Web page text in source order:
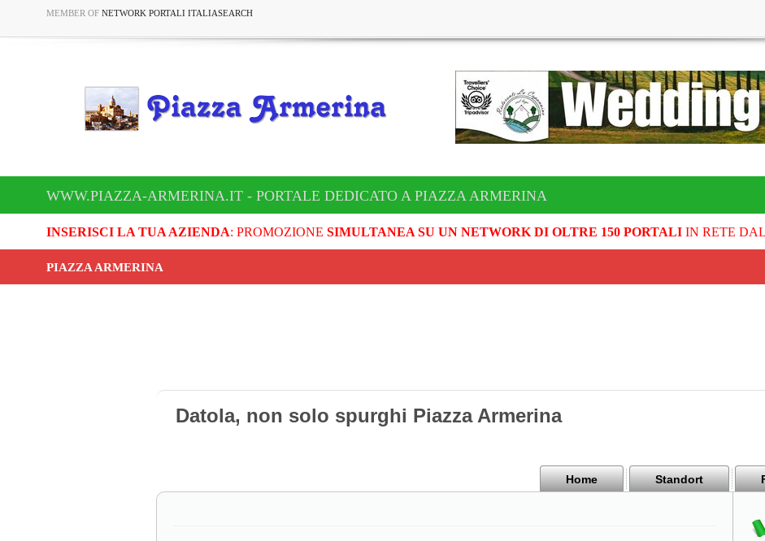
MEMBER OF NETWORK PORTALI ITALIASEARCH
WWW.PIAZZA-ARMERINA.IT - PORTALE DEDICATO A PIAZZA ARMERINA
INSERISCI LA TUA AZIENDA: PROMOZIONE SIMULTANEA SU UN NETWORK DI OLTRE 150 PORTALIIN RETE DAL
PIAZZA ARMERINA
Datola, non solo spurghi Piazza Armerina
Home Standort